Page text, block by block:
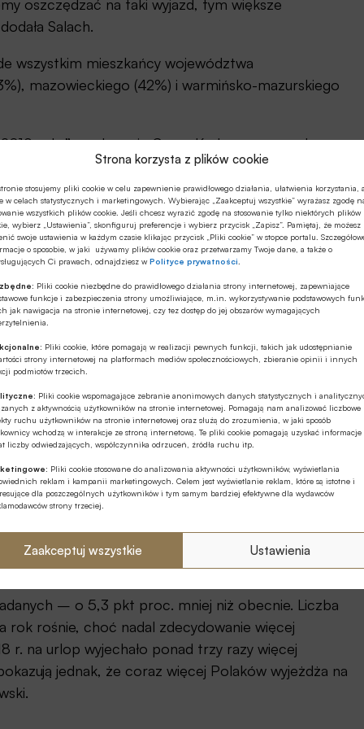
Strona korzysta z plików cookie
stosujemy pliki cookie w celu zapewnienie prawidłowego działania, ułatwienia korzystania, a
w celach statystycznych i marketingowych. Wybierając „Zaakceptuj wszystkie” wyrażasz zgodę
wszystkich plików cookie. Jeśli chcesz wyrazić zgodę na stosowanie tylko niektórych plików
wybierz „Ustawienia”, skonfiguruj preferencje i wybierz przycisk „Zapisz”. Pamiętaj, że możesz
swoje ustawienia w każdym czasie klikając przycisk „Pliki cookie” w stopce portalu.
o sposobie, w jaki używamy plików cookie oraz przetwarzamy Twoje dane, a także o
Ci prawach, odnajdziesz wPolityce prywatności
Pliki cookie niezbędne do prawidłowego działania strony internetowej, zapewniające
funkcje i zabezpieczenia strony umożliwiające, m.in. wykorzystywanie podstawowych
jak nawigacja na stronie internetowej, czy tez dostęp do jej obszarów wymagających
Pliki cookie, które pomagają w realizacji pewnych funkcji, takich jak udostępnianie
strony internetowej na platformach mediów społecznościowych, zbieranie opinii i innych
podmiotów trzecich.
Pliki cookie wspomagające zebranie anonimowych danych statystycznych i
z aktywnością użytkowników na stronie internetowej. Pomagają nam analizować liczbowe
ruchu użytkowników na stronie internetowej oraz służą do zrozumienia, w jaki sposób
wchodzą w interakcje ze stroną internetową. Te pliki cookie pomagają uzyskać informacje
liczby odwiedzających, współczynnika odrzuceń, źródła ruchu itp.
Pliki cookie stosowane do analizowania aktywności użytkowników, wyświetlania
reklam i kampanii marketingowych. Celem jest wyświetlanie reklam, które są istotne i
dla poszczególnych użytkowników i tym samym bardziej efektywne dla wydawców
strony trzeciej.
Zaakceptuj wszystkie Ustawienia
oszczędzać na taki wyjazd, tym większe
Salach.
wszystkim mieszkańcy województwa
mazowieckiego (42%) i warmińsko-mazurskiego
roku” na zlecenie Grupy Kruk przeprowadzono
tys. zł na osobę
ferie wyjedzie 25% Polaków. Większość
co trzeci będzie wypoczywał za granicą.
wyjazd od 1 do 2 tys. zł na osobę, wynika z badania
między 2 a 4 tys. zł. Na najdroższy urlop,
20% badanych. Tylko 9% nie planuje większego
stać na luksusowy urlop. Tej zimy blisko 53%
zł na osobę. Co piąty przeznaczy powyżej 4 tys.
sporymi budżetami” – powiedział prezes
komunikacie.
Polaków – wynika z badania Diners Club
3% nie ma jeszcze sprecyzowanych planów,
– o 5,3 pkt proc. mniej niż obecnie. Liczba
rok rośnie, choć nadal zdecydowanie więcej
r. na urlop wyjechało ponad trzy razy więcej
jednak, że coraz więcej Polaków wyjeżdża na